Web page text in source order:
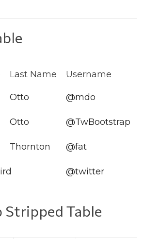
Last Name Username
Otto @mdo
Otto @TwBootstrap
Thornton @fat
@twitter
Table